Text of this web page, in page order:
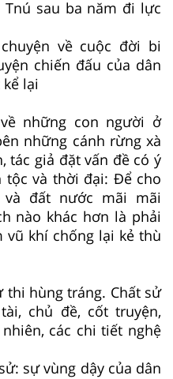
Tnú sau ba năm đi lực
về cuộc đời bi
chiến đấu của dân
lại
những con người ở
những cánh rừng xà
tác giả đặt vấn đề có ý
và thời đại: Để cho
đất nước mãi mãi
nào khác hơn là phải
vũ khí chống lại kẻ thù
thi hùng tráng. Chất sử
chủ đề, cốt truyện,
các chi tiết nghệ
sự vùng dậy của dân